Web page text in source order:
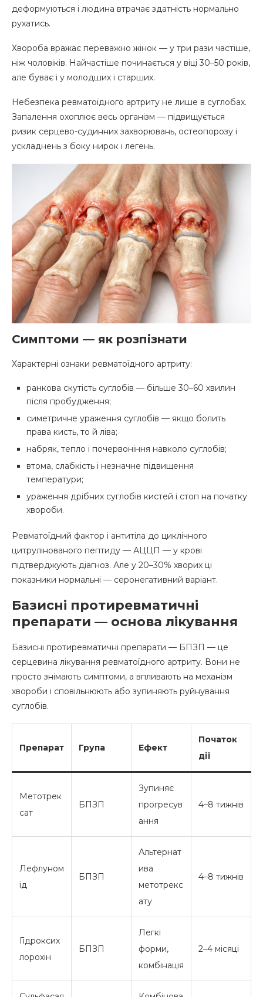
деформуються і людина втрачає здатність нормально
рухатись.
Хвороба вражає переважно жінок — у три рази частіше,
ніж чоловіків. Найчастіше починається у віці 30–50 років,
але буває і у молодших і старших.
Небезпека ревматоїдного артриту не лише в суглобах.
Запалення охоплює весь організм — підвищується
ризик серцево-судинних захворювань, остеопорозу і
ускладнень з боку нирок і легень.
Симптоми — як розпізнати
Характерні ознаки ревматоїдного артриту:
ранкова скутість суглобів — більше 30–60 хвилин
після пробудження;
симетричне ураження суглобів — якщо болить
права кисть, то й ліва;
набряк, тепло і почервоніння навколо суглобів;
втома, слабкість і незначне підвищення
температури;
ураження дрібних суглобів кистей і стоп на початку
хвороби.
Ревматоїдний фактор і антитіла до циклічного
цитрулінованого пептиду — АЦЦП — у крові
підтверджують діагноз. Але у 20–30% хворих ці
показники нормальні — серонегативний варіант.
Базисні протиревматичні
препарати — основа лікування
Базисні протиревматичні препарати — БПЗП — це
серцевина лікування ревматоїдного артриту. Вони не
просто знімають симптоми, а впливають на механізм
хвороби і сповільнюють або зупиняють руйнування
суглобів.
Препарат Група Ефект
Початок
дії
Метотрек
сат
БПЗП
Зупиняє
прогресув
ання
4–8 тижнів
Лефлуном
ід
БПЗП
Альтернат
ива
метотрекс
ату
4–8 тижнів
Гідроксих
лорохін
БПЗП
Легкі
форми,
комбінація
2–4 місяці